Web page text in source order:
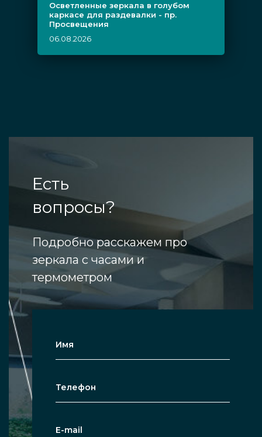
Осветленные зеркала в голубом
каркасе для раздевалки - пр.
Просвещения
06.08.2026
Есть
вопросы?
Подробно расскажем про
зеркала с часами и
термометром